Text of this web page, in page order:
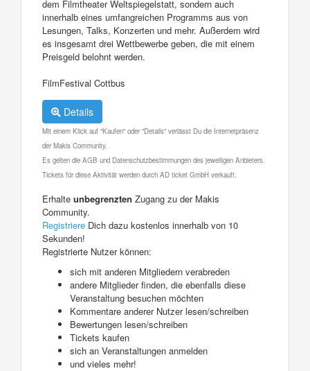
dem Filmtheater Weltspiegelstatt, sondern auch
innerhalb eines umfangreichen Programms aus von
Lesungen, Talks, Konzerten und mehr. Außerdem wird
es insgesamt drei Wettbewerbe geben, die mit einem
Preisgeld belohnt werden.
FilmFestival Cottbus
Details
Mit einem Klick auf "Kaufen" oder "Details" verlässt Du die Internetpräsenz
der Makis Community.
Es gelten die AGB und Datenschutzbestimmungen des jeweiligen Anbieters.
Tickets für diese Aktivität werden durch AD ticket GmbH verkauft.
Erhalte unbegrenzten Zugang zu der Makis
Community.
Registriere Dich dazu kostenlos innerhalb von 10
Sekunden!
Registrierte Nutzer können:
sich mit anderen Mitgliedern verabreden
andere Mitglieder finden, die ebenfalls diese
Veranstaltung besuchen möchten
Kommentare anderer Nutzer lesen/schreiben
Bewertungen lesen/schreiben
Tickets kaufen
sich an Veranstaltungen anmelden
und vieles mehr!